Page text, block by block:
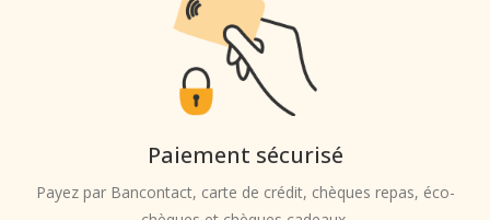
Paiement sécurisé
Payez par Bancontact, carte de crédit, chèques repas, éco-